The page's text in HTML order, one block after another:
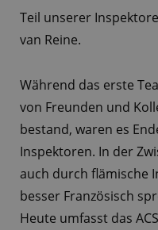
Teil unserer
van Reine.
Während das erste
von Freunden und
bestand, waren es
Inspektoren. In der
auch durch flämische
besser Französisch
Heute umfasst das